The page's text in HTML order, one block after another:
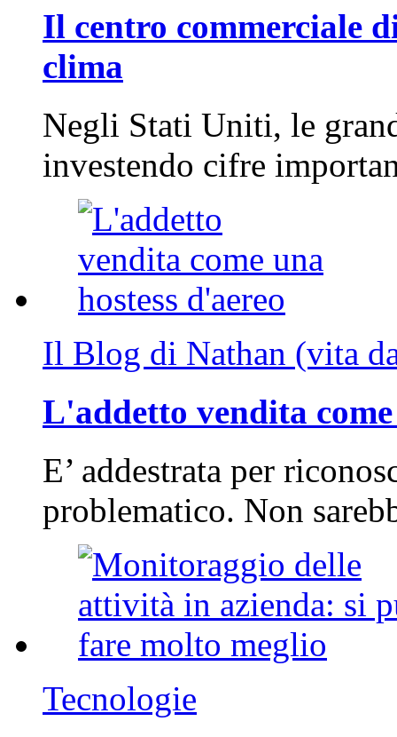
Il centro commerciale
clima
Negli Stati Uniti, le
investendo cifre
Il Blog di Nathan (vita
L'addetto vendita
E’ addestrata per
problematico. Non
Tecnologie